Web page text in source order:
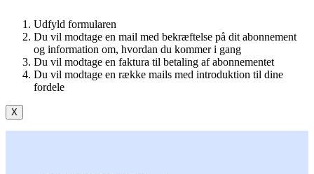
Udfyld formularen
Du vil modtage en mail med bekræftelse på dit abonnement
og information om, hvordan du kommer i gang
Du vil modtage en faktura til betaling af abonnementet
Du vil modtage en række mails med introduktion til dine
fordele
X